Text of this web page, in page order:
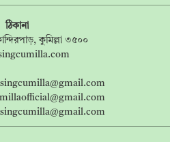
ঠিকানা
কুমিল্লা ৩৫০০